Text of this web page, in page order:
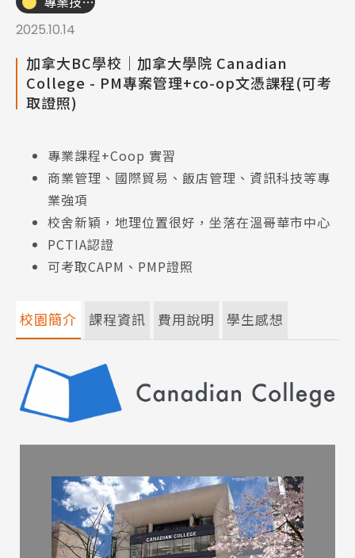
2025.10.14
加拿大BC學校│加拿大學院 Canadian
College - PM專案管理+co-op文憑課程(可考
取證照)
專業課程+Coop 實習
商業管理、國際貿易、飯店管理、資訊科技等專
業強項
校舍新穎，地理位置很好，坐落在溫哥華市中心
PCTIA認證
可考取CAPM、PMP證照
校園簡介 課程資訊 費用說明 學生感想